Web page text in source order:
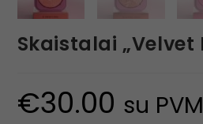
Skaistalai „Velvet
€30.00 su PVM